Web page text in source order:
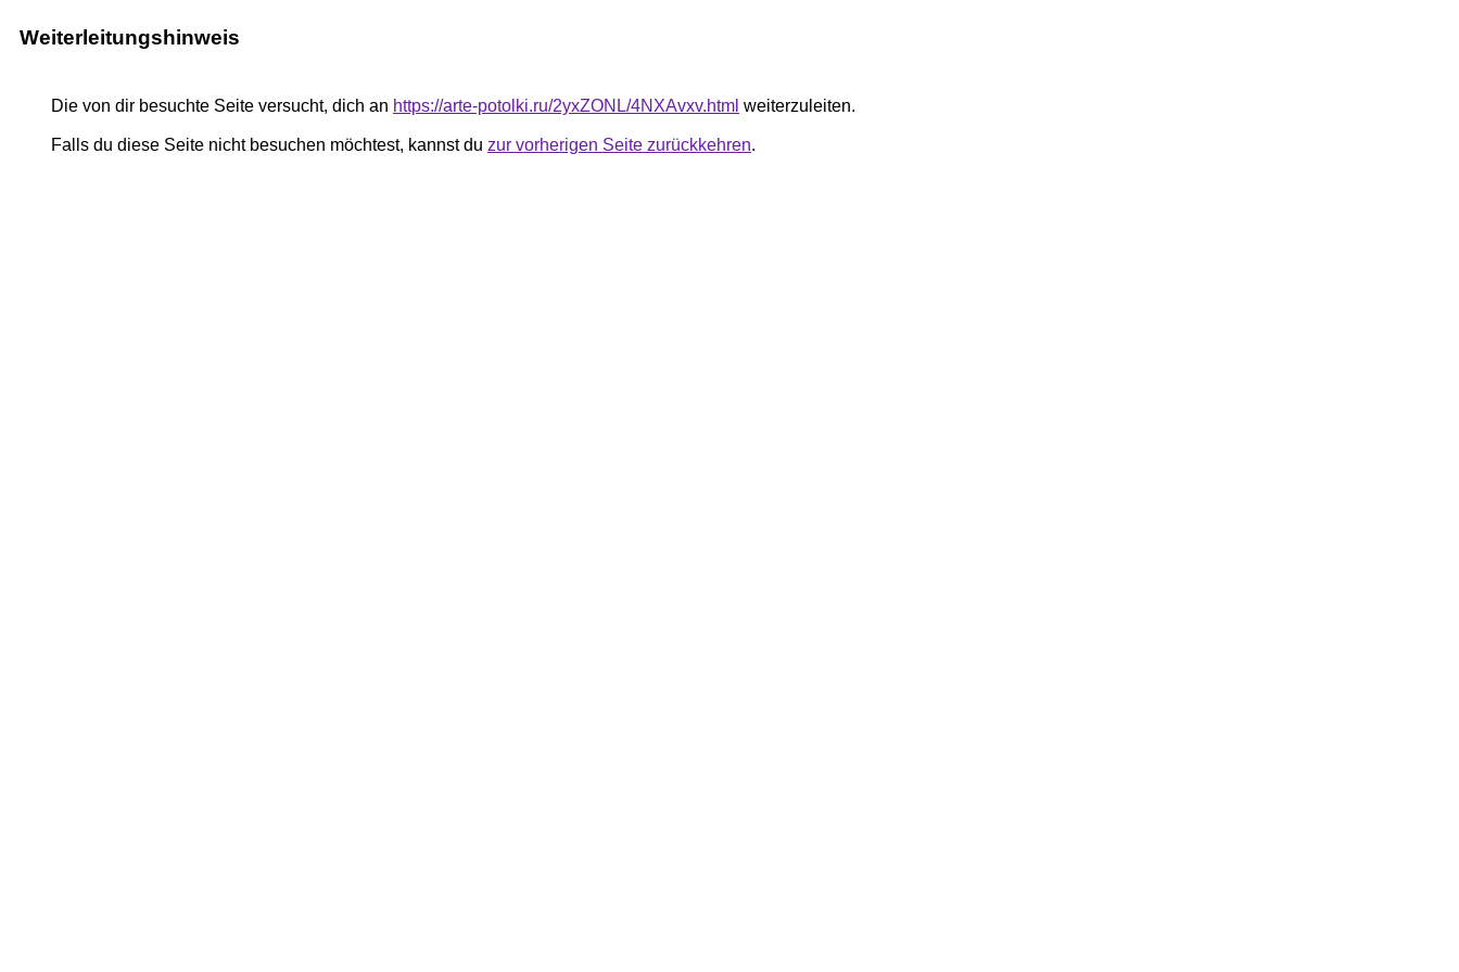
Weiterleitungshinweis
Die von dir besuchte Seite versucht, dich an https://arte-potolki.ru/2yxZONL/4NXAvxv.html weiterzuleiten.
Falls du diese Seite nicht besuchen möchtest, kannst du zur vorherigen Seite zurückkehren.